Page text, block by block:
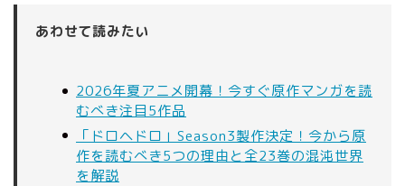
あわせて読みたい
2026年夏アニメ開幕！今すぐ原作マンガを読
むべき注目5作品
「ドロヘドロ」Season3製作決定！今から原
作を読むべき5つの理由と全23巻の混沌世界
を解説